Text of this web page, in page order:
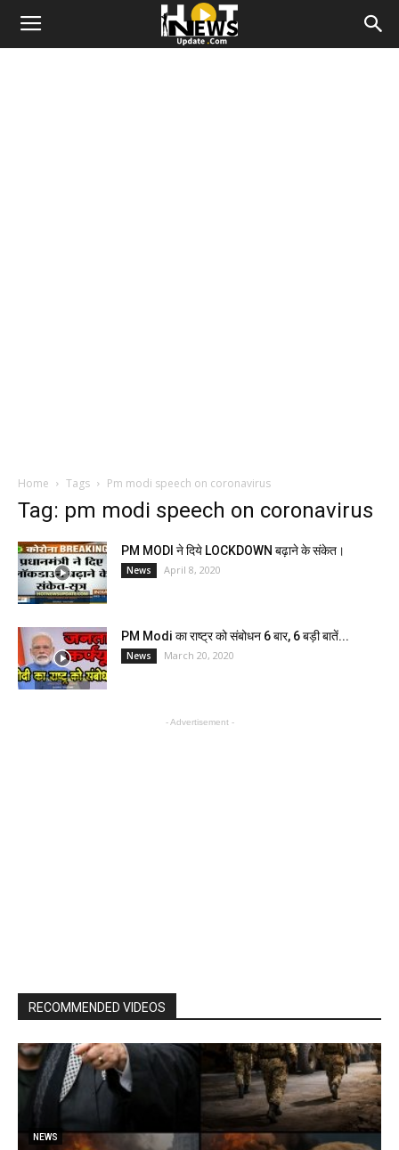
Home Tags Pm modi speech on coronavirus
Tag: pm modi speech on coronavirus
PM MODI ने दिये LOCKDOWN बढ़ाने के संकेत।
News April 8, 2020
PM Modi का राष्ट्र को संबोधन 6 बार, 6 बड़ी बातें...
News March 20, 2020
- Advertisement -
RECOMMENDED VIDEOS
NEWS